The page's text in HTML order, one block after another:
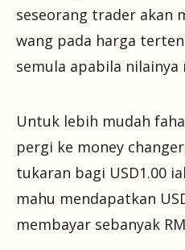
seseorang trader akan
wang pada harga
semula apabila nilainya
Untuk lebih mudah
pergi ke money
tukaran bagi USD1.00
mahu mendapatkan
membayar sebanyak